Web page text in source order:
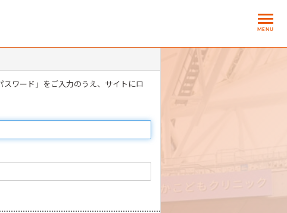
MENU
ワード」をご入力のうえ、サイトにロ